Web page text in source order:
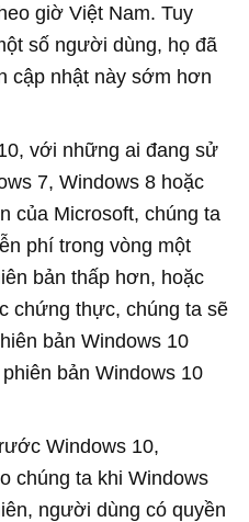
giờ Việt Nam. Tuy
số người dùng, họ đã
cập nhật này sớm hơn
với những ai đang sử
7, Windows 8 hoặc
của Microsoft, chúng ta
phí trong vòng một
bản thấp hơn, hoặc
chứng thực, chúng ta sẽ
bản Windows 10
bản Windows 10
Windows 10,
chúng ta khi Windows
người dùng có quyền